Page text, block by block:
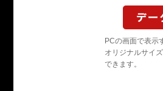
PCの画面で表示
オリジナルサイ
できます。